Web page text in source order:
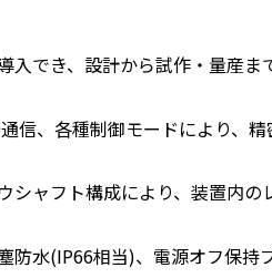
でき、設計から試作・量産ま
信、各種制御モードにより、精
シャフト構成により、装置内の
水(IP66相当)、電源オフ保持